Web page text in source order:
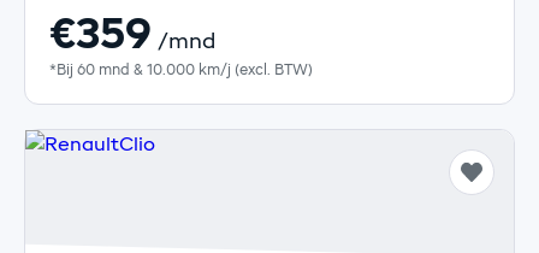
€359 /mnd
*Bij 60 mnd & 10.000 km/j (excl. BTW)